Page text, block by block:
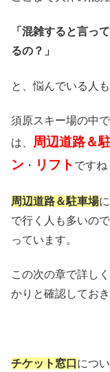
「混雑すると言っ
るの？」
と、悩んでいる人
須原スキー場の中
は、 周辺道路＆
ン ・ リフト ですね
周辺道路＆駐車場
で行く人も多いの
っています。
この次の章で詳し
かりと確認しておき
チケット窓口 につ